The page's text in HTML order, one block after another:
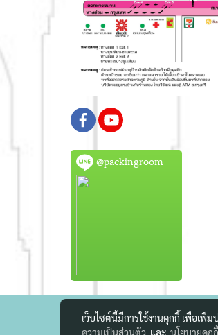
@packingroom
เว็บไซต์นี้มีการใช้งานคุกกี้ เพื่อเพิ่
ความเป็นส่วนตัว และ นโยบายคุกกี้